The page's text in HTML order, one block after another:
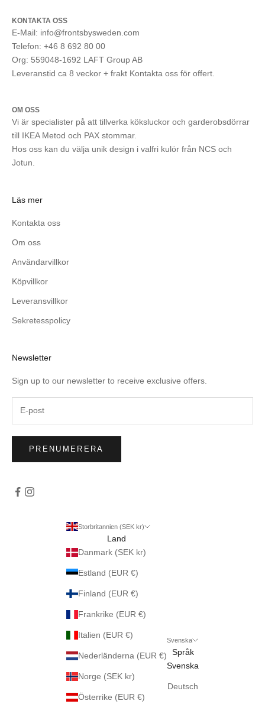
KONTAKTA OSS
E-Mail: info@frontsbysweden.com
Telefon: +46 8 692 80 00
Org: 559048-1692 LAFT Group AB
Leveranstid ca 8 veckor + frakt Kontakta oss för offert.
OM OSS
Vi är specialister på att tillverka köksluckor och garderobsdörrar
till IKEA Metod och PAX stommar.
Hos oss kan du välja unik design i valfri kulör från NCS och
Jotun.
Läs mer
Kontakta oss
Om oss
Användarvillkor
Köpvillkor
Leveransvillkor
Sekretesspolicy
Newsletter
Sign up to our newsletter to receive exclusive offers.
PRENUMERERA
Storbritannien (SEK kr)
Land
Danmark (SEK kr)
Estland (EUR €)
Finland (EUR €)
Frankrike (EUR €)
Italien (EUR €)
Nederländerna (EUR €)
Norge (SEK kr)
Österrike (EUR €)
Svenska
Språk
Svenska
Deutsch